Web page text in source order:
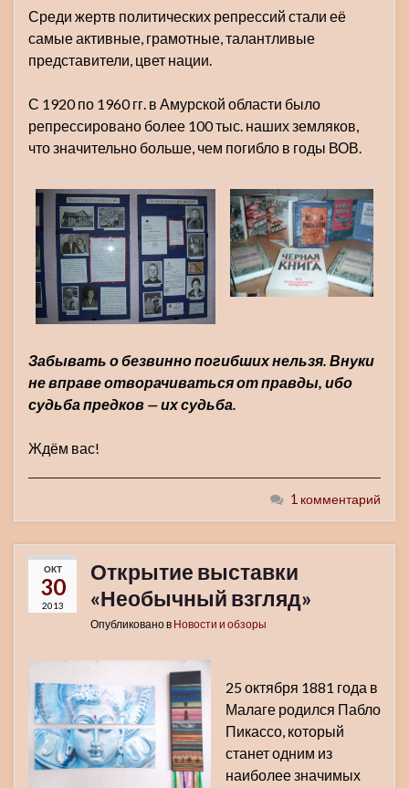
Среди жертв политических репрессий стали её
самые активные, грамотные, талантливые
представители, цвет нации.
С 1920 по 1960 гг. в Амурской области было
репрессировано более 100 тыс. наших земляков,
что значительно больше, чем погибло в годы ВОВ.
Забывать о безвинно погибших нельзя. Внуки
не вправе отворачиваться от правды, ибо
судьба предков — их судьба.
Ждём вас!
1 комментарий
ОКТ
30
2013
Открытие выставки
«Необычный взгляд»
Опубликовано в Новости и обзоры
25 октября 1881 года в
Малаге родился Пабло
Пикассо, который
станет одним из
наиболее значимых